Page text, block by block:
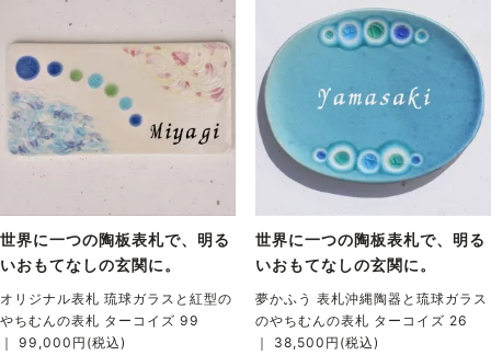
世界に一つの陶板表札で、明る
いおもてなしの玄関に。
オリジナル表札 琉球ガラスと紅型の
やちむんの表札 ターコイズ 99
｜ 99,000円(税込)
世界に一つの陶板表札で、明る
いおもてなしの玄関に。
夢かふう 表札沖縄陶器と琉球ガラス
のやちむんの表札 ターコイズ 26
｜ 38,500円(税込)